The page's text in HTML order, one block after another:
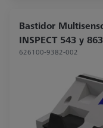
Bastidor
INSPECT 543 y 863
626100-9382-002